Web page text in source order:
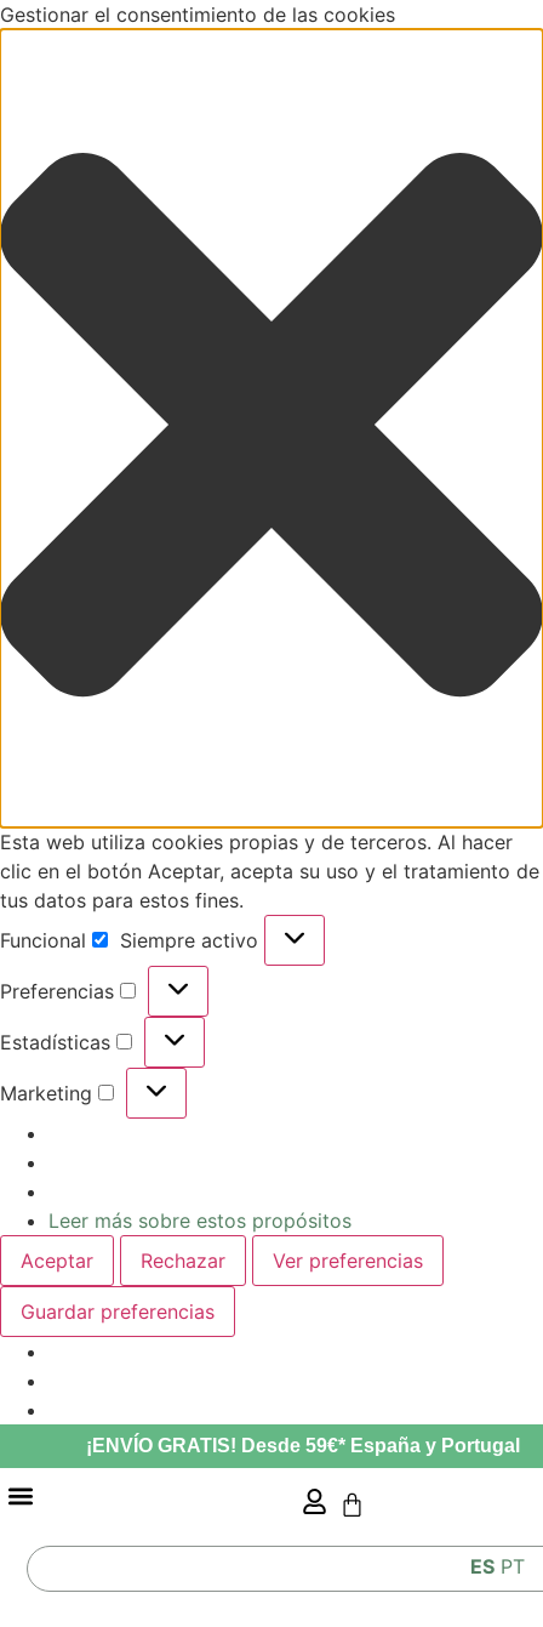
Gestionar el consentimiento de las cookies
Esta web utiliza cookies propias y de terceros. Al hacer
clic en el botón Aceptar, acepta su uso y el tratamiento de
tus datos para estos fines.
Funcional
Siempre activo
Preferencias
Estadísticas
Marketing
Leer más sobre estos propósitos
Aceptar
Rechazar Ver preferencias
Guardar preferencias
¡ENVÍO GRATIS! Desde 59€* España y Portugal
ES PT